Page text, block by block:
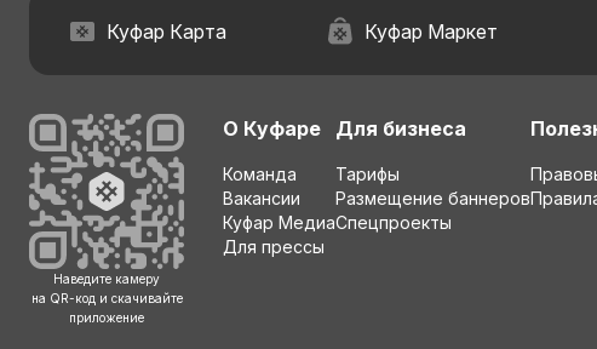
Куфар Карта Куфар Маркет
Наведите камеру
на QR-код и скачивайте
приложение
О Куфаре
Команда
Вакансии
Куфар Медиа
Для прессы
Для бизнеса
Тарифы
Размещение баннеров
Спецпроекты